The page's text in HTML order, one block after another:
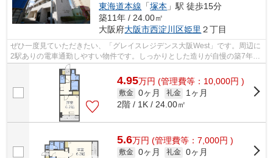
東海道本線 「塚本 」駅 徒歩15分
築11年 / 24.00㎡
大阪府大阪市西淀川区姫里 ２丁目
ぜひ一度見ていただきたい、「グレイスレジデンス大阪West」です。周辺に
2駅ありの電車通勤しやすい物件です。しっかりとした造りが自慢の築7年の
物件。造りとデザインに関して、自信...
4.95万円 (管理費等：10,000円 )
敷金 0ヶ月 礼金
1ヶ月
2階 / 1K / 24.00㎡
5.6万円 (管理費等：7,000円 )
敷金 0ヶ月 礼金 0ヶ月